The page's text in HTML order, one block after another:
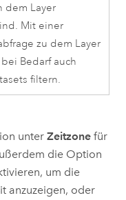
dem Layer
Mit einer
zu dem Layer
Bedarf auch
filtern.
unter Zeitzonefür
die Option
um die
anzuzeigen, oder